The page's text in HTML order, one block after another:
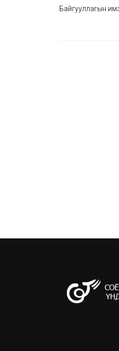
Байгууллагын